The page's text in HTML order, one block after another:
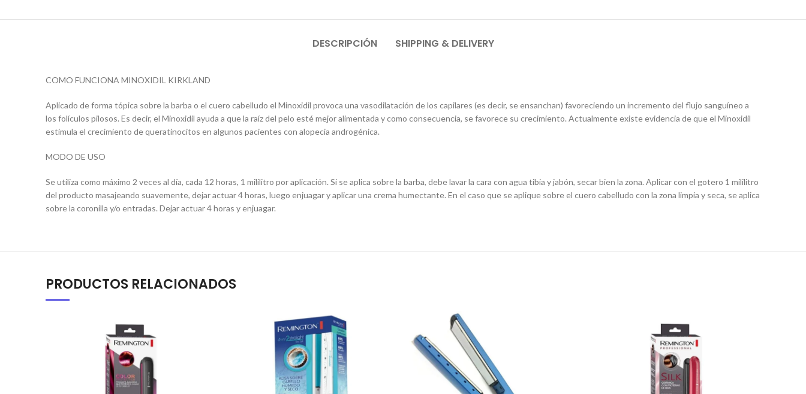
DESCRIPCIÓN SHIPPING & DELIVERY
COMO FUNCIONA MINOXIDIL KIRKLAND
Aplicado de forma tópica sobre la barba o el cuero cabelludo el Minoxidil provoca una vasodilatación de los capilares (es decir, se ensanchan) favoreciendo un incremento del flujo sanguíneo a
los folículos pilosos. Es decir, el Minoxidil ayuda a que la raíz del pelo esté mejor alimentada y como consecuencia, se favorece su crecimiento. Actualmente existe evidencia de que el Minoxidil
estimula el crecimiento de queratinocitos en algunos pacientes con alopecia androgénica.
MODO DE USO
Se utiliza como máximo 2 veces al día, cada 12 horas, 1 mililitro por aplicación. Si se aplica sobre la barba, debe lavar la cara con agua tibia y jabón, secar bien la zona. Aplicar con el gotero 1 mililitro
del producto masajeando suavemente, dejar actuar 4 horas, luego enjuagar y aplicar una crema humectante. En el caso que se aplique sobre el cuero cabelludo con la zona limpia y seca, se aplica
sobre la coronilla y/o entradas. Dejar actuar 4 horas y enjuagar.
PRODUCTOS RELACIONADOS